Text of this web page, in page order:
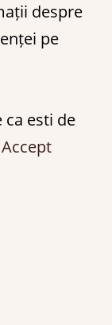
despre
pe
esti de
Accept